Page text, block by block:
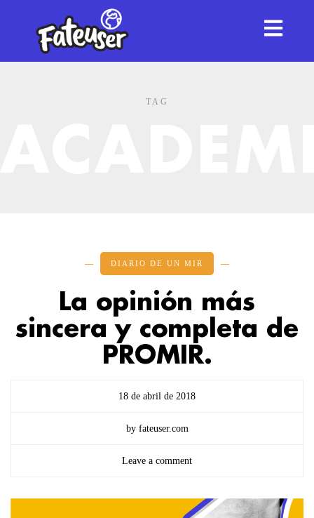
TAG
DIARIO DE UN MIR
La opinión más
sincera y completa de
PROMIR.
18 de abril de 2018
by fateuser.com
Leave a comment